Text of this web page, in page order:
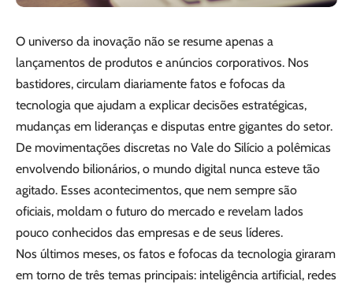
O universo da inovação não se resume apenas a
lançamentos de produtos e anúncios corporativos. Nos
bastidores, circulam diariamente fatos e fofocas da
tecnologia que ajudam a explicar decisões estratégicas,
mudanças em lideranças e disputas entre gigantes do setor.
De movimentações discretas no Vale do Silício a polêmicas
envolvendo bilionários, o mundo digital nunca esteve tão
agitado. Esses acontecimentos, que nem sempre são
oficiais, moldam o futuro do mercado e revelam lados
pouco conhecidos das empresas e de seus líderes.
Nos últimos meses, os fatos e fofocas da tecnologia giraram
em torno de três temas principais: inteligência artificial, redes